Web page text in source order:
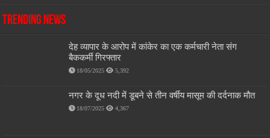
Trending News
देह व्यापार के आरोप में कांकेर का एक कर्मचारी नेता संग
बैककर्मी गिरफ्तार
18/05/2025 5,392
नगर के दूध नदी में डूबने से तीन वर्षीय मासूम की दर्दनाक मौत
18/07/2025 4,367